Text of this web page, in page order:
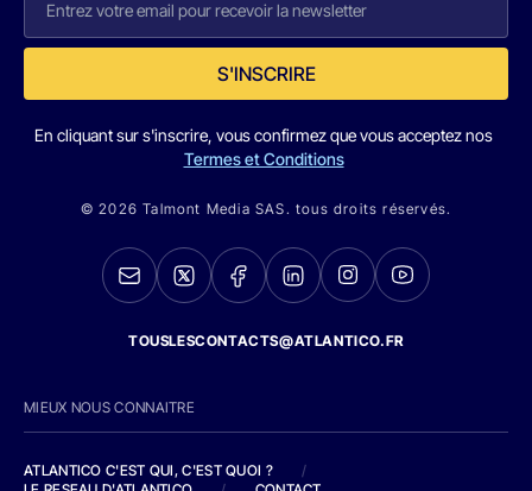
S'INSCRIRE
En cliquant sur s'inscrire, vous confirmez que vous acceptez nos
Termes et Conditions
© 2026 Talmont Media SAS. tous droits réservés.
TOUSLESCONTACTS@ATLANTICO.FR
MIEUX NOUS CONNAITRE
ATLANTICO C'EST QUI, C'EST QUOI ?
/